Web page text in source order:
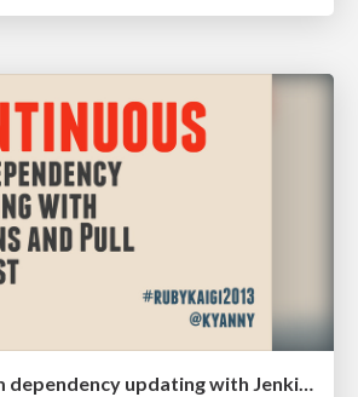
Continuous gem dependency updating with Jenkins and Pull Request